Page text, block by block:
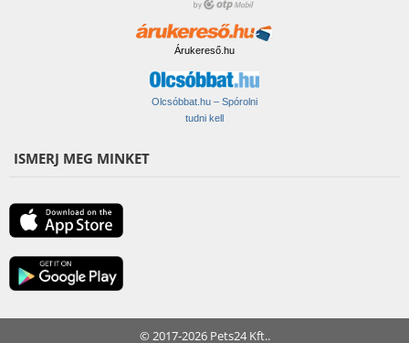
Árukereső.hu
Olcsóbbat.hu – Spórolni
tudni kell
ISMERJ MEG MINKET
© 2017-2026 Pets24 Kft..